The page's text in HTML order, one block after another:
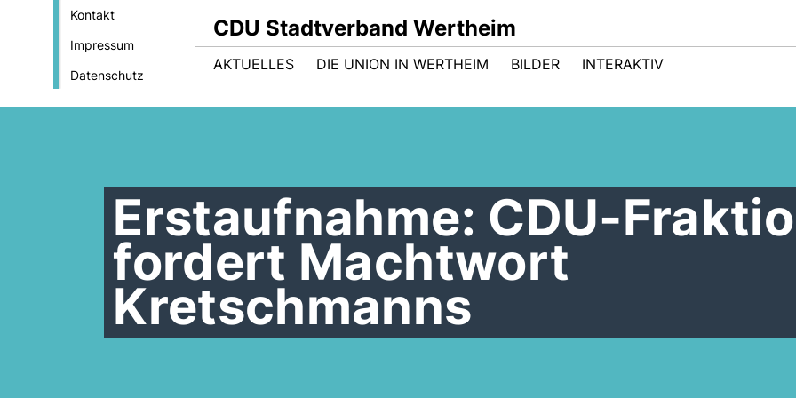
Kontakt
Impressum
Datenschutz
CDU Stadtverband Wertheim
AKTUELLES DIE UNION IN WERTHEIM BILDER INTERAKTIV
Erstaufnahme: CDU-
fordert Machtwort
Kretschmanns